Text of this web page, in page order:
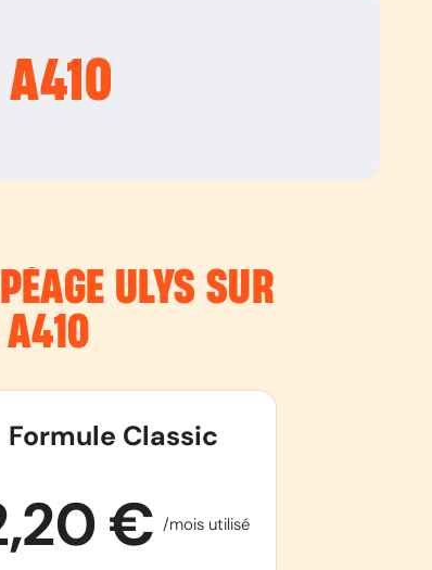
A410
ULYS SUR
A410
Formule Classic
€ /mois utilisé